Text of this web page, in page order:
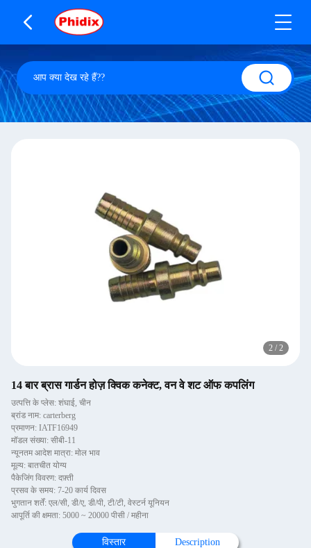
2 / 2
14 बार ब्रास गार्डन होज़ क्विक कनेक्ट, वन वे शट ऑफ कपलिंग
उत्पत्ति के प्लेस: शंघाई, चीन
ब्रांड नाम: carterberg
प्रमाणन: IATF16949
मॉडल संख्या: सीबी-11
न्यूनतम आदेश मात्रा: मोल भाव
मूल्य: बातचीत योग्य
पैकेजिंग विवरण: दफ़्ती
प्रसव के समय: 7-20 कार्य दिवस
भुगतान शर्तें: एल/सी, डी/ए, डी/पी, टी/टी, वेस्टर्न यूनियन
आपूर्ति की क्षमता: 5000 ~ 20000 पीसी / महीना
विस्तार Description